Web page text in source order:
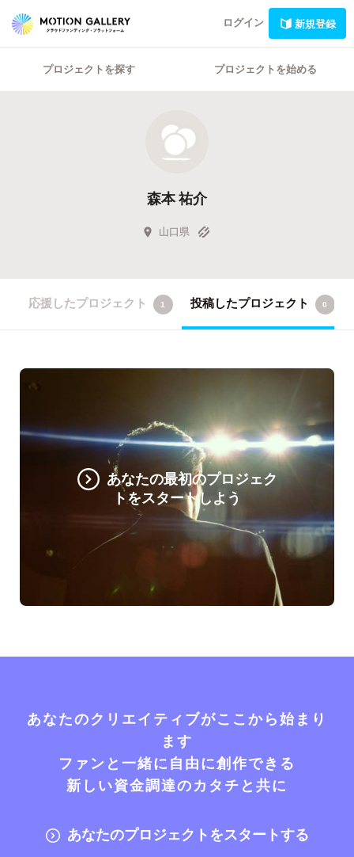
ログイン 新規登録
プロジェクトを探す プロジェクトを始める
森本 祐介
山口県
応援したプロジェクト 1 投稿したプロジェクト 0
あなたの最初のプロジェク
トをスタートしよう
あなたのクリエイティブがここから始まり
ます
ファンと一緒に自由に創作できる
新しい資金調達のカタチと共に
あなたのプロジェクトをスタートする